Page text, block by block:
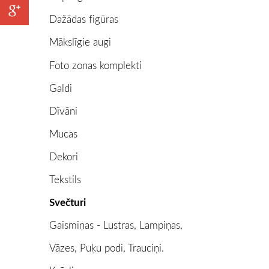
Dažādas figūras
Mākslīgie augi
Foto zonas komplekti
Galdi
Dīvāni
Mucas
Dekori
Tekstils
Svečturi
Gaismiņas - Lustras, Lampiņas,
Vāzes, Puķu podi, Trauciņi.